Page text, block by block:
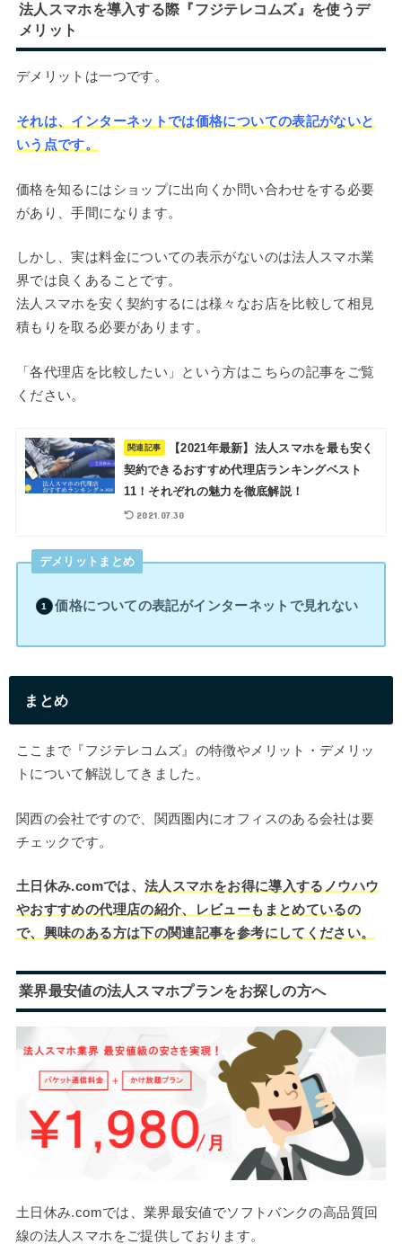
法人スマホを導入する際『フジテレコムズ』を使うデ
メリット
デメリットは一つです。
それは、インターネットでは価格についての表記がないと
いう点です。
価格を知るにはショップに出向くか問い合わせをする必要
があり、手間になります。
しかし、実は料金についての表示がないのは法人スマホ業
界では良くあることです。
法人スマホを安く契約するには様々なお店を比較して相見
積もりを取る必要があります。
「各代理店を比較したい」という方はこちらの記事をご覧
ください。
関連記事
【2021年最新】法人スマホを最も安く
契約できるおすすめ代理店ランキングベスト
11！それぞれの魅力を徹底解説！
2021.07.30
デメリットまとめ
価格についての表記がインターネットで見れない
まとめ
ここまで『フジテレコムズ』の特徴やメリット・デメリッ
トについて解説してきました。
関西の会社ですので、関西圏内にオフィスのある会社は要
チェックです。
土日休み.comでは、 法人スマホをお得に導入するノウハウ
やおすすめの代理店の紹介、レビューもまとめているの
で、興味のある方は下の関連記事を参考にしてください。
業界最安値の法人スマホプランをお探しの方へ
土日休み.comでは、業界最安値でソフトバンクの高品質回
線の法人スマホをご提供しております。